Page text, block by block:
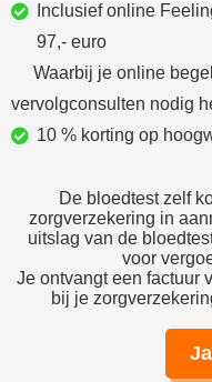
Inclusief online
97,- euro
Waarbij je online
vervolgconsulten nodig
10 % korting op
De bloedtest zelf
zorgverzekering in
uitslag van de
voor
Je ontvangt een factuur
bij je